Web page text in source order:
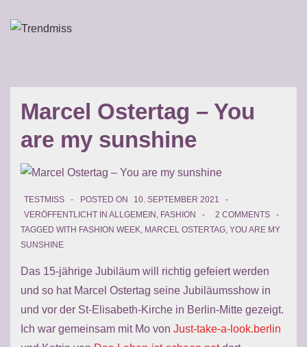
Zum
Navigation
Marcel Ostertag – You
are my sunshine
TESTMISS POSTED ON
10. SEPTEMBER 2021
VERÖFFENTLICHT IN ALLGEMEIN , FASHION
2 COMMENTS
TAGGED WITH FASHION WEEK, MARCEL OSTERTAG, YOU ARE MY
SUNSHINE
Das 15-jährige Jubiläum will richtig gefeiert werden
und so hat Marcel Ostertag seine Jubiläumsshow in
und vor der St-Elisabeth-Kirche in Berlin-Mitte gezeigt.
Ich war gemeinsam mit Mo von Just-take-a-look.berlin